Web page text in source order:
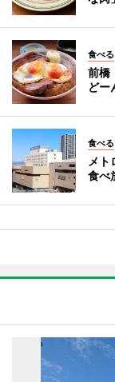
食べる
前橋
どー
食べる
メト
食べ